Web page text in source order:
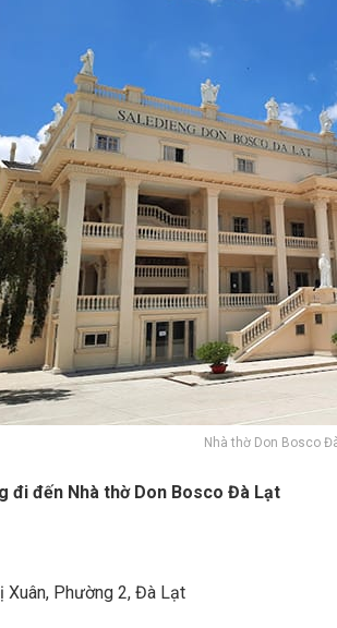
Nhà thờ Don Bosco
đi đến Nhà thờ Don Bosco Đà Lạt
Xuân, Phường 2, Đà Lạt